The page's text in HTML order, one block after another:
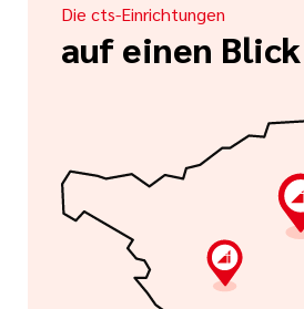
Die cts-Einrichtungen
auf einen Blick